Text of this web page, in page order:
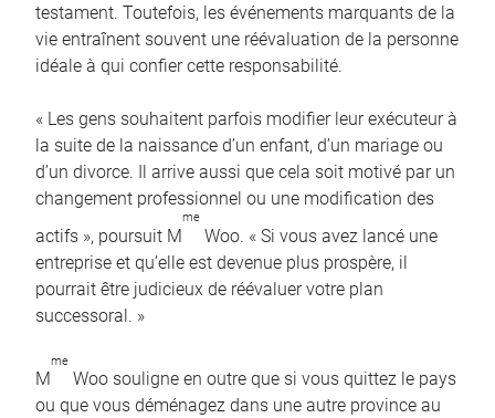
testament. Toutefois, les événements marquants de la
vie entraînent souvent une réévaluation de la personne
idéale à qui confier cette responsabilité.
« Les gens souhaitent parfois modifier leur exécuteur à
la suite de la naissance d’un enfant, d’un mariage ou
d’un divorce. Il arrive aussi que cela soit motivé par un
changement professionnel ou une modification des
actifs », poursuit M
me
Woo. « Si vous avez lancé une
entreprise et qu’elle est devenue plus prospère, il
pourrait être judicieux de réévaluer votre plan
successoral. »
M
me
Woo souligne en outre que si vous quittez le pays
ou que vous déménagez dans une autre province au